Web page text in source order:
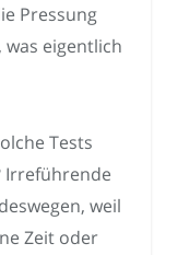
Pressung
eigentlich
Tests
Irreführende
weil
Zeit oder